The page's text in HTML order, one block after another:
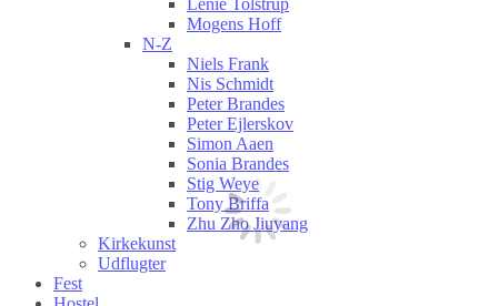
Lenie Tolstrup
Mogens Hoff
N-Z
Niels Frank
Nis Schmidt
Peter Brandes
Peter Ejlerskov
Simon Aaen
Sonia Brandes
Stig Weye
Tony Briffa
Zhu Zho Jiuyang
Kirkekunst
Udflugter
Fest